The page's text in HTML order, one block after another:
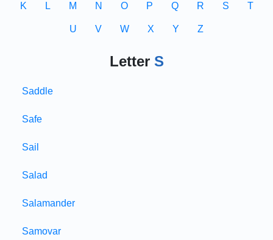
K L M N O P Q R S T
U V W X Y Z
Letter S
Saddle
Safe
Sail
Salad
Salamander
Samovar